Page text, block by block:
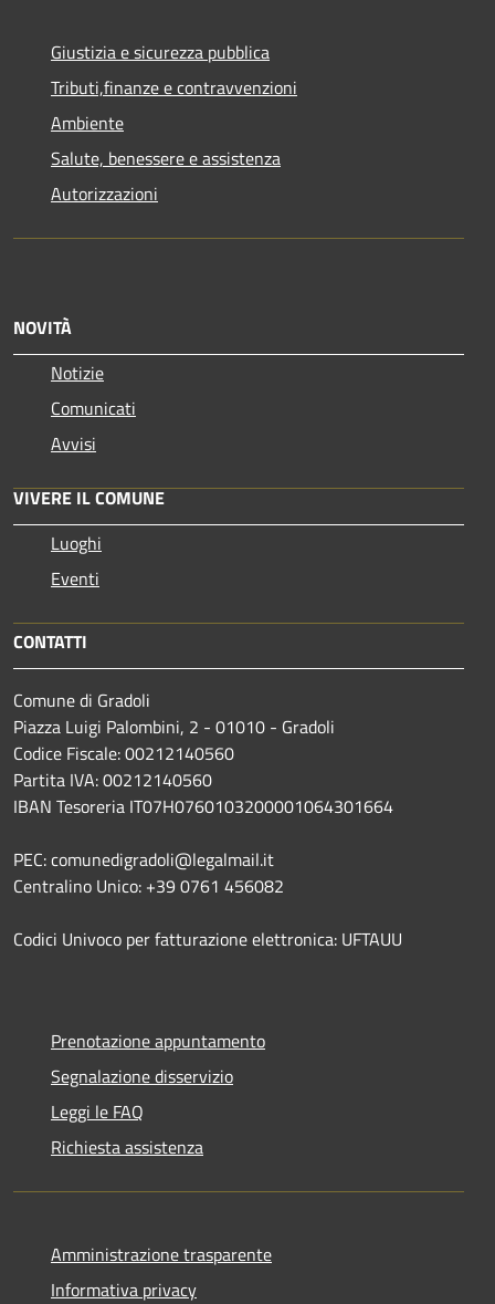
Giustizia e sicurezza pubblica
Tributi,finanze e contravvenzioni
Ambiente
Salute, benessere e assistenza
Autorizzazioni
NOVITÀ
Notizie
Comunicati
Avvisi
VIVERE IL COMUNE
Luoghi
Eventi
CONTATTI
Comune di Gradoli
Piazza Luigi Palombini, 2 - 01010 - Gradoli
Codice Fiscale: 00212140560
Partita IVA: 00212140560
IBAN Tesoreria IT07H0760103200001064301664
PEC: comunedigradoli@legalmail.it
Centralino Unico: +39 0761 456082
Codici Univoco per fatturazione elettronica: UFTAUU
Prenotazione appuntamento
Segnalazione disservizio
Leggi le FAQ
Richiesta assistenza
Amministrazione trasparente
Informativa privacy